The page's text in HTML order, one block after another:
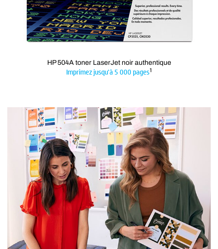
HP 504A toner LaserJet noir authentique
Imprimez jusqu'à 5 000 pages1